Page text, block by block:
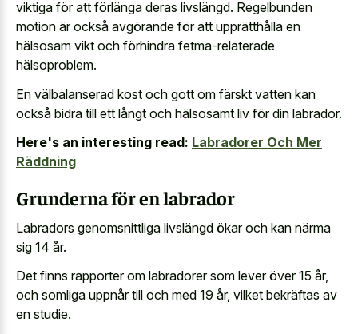
viktiga för att förlänga deras livslängd. Regelbunden
motion är också avgörande för att upprätthålla en
hälsosam vikt och förhindra fetma-relaterade
hälsoproblem.
En välbalanserad kost och gott om färskt vatten kan
också bidra till ett långt och hälsosamt liv för din labrador.
Here's an interesting read: Labradorer Och Mer
Räddning
Grunderna för en labrador
Labradors genomsnittliga livslängd ökar och kan närma
sig 14 år.
Det finns rapporter om labradorer som lever över 15 år,
och somliga uppnår till och med 19 år, vilket bekräftas av
en studie.